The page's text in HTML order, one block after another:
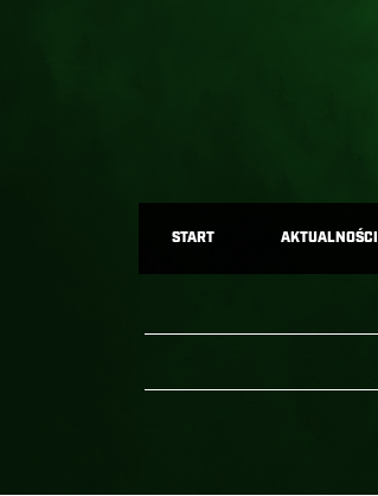
START AKTUALNOŚCI